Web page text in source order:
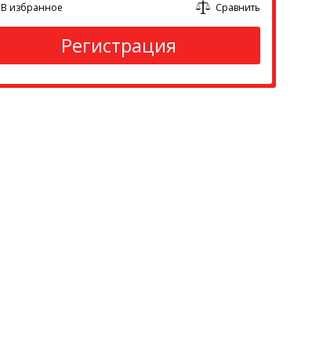
В избранное Сравнить
Регистрация